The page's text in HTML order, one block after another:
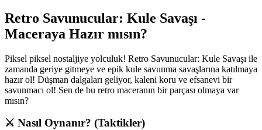
Retro Savunucular: Kule Savaşı -
Maceraya Hazır mısın?
Piksel piksel nostaljiye yolculuk! Retro Savunucular: Kule Savaşı ile
zamanda geriye gitmeye ve epik kule savunma savaşlarına katılmaya
hazır ol! Düşman dalgaları geliyor, kaleni koru ve efsanevi bir
savunmacı ol! Sen de bu retro maceranın bir parçası olmaya var
mısın?
⚔️ Nasıl Oynanır? (Taktikler)